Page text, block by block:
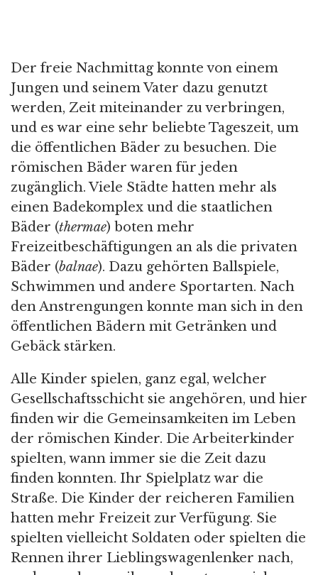
Der freie Nachmittag konnte von einem
Jungen und seinem Vater dazu genutzt
werden, Zeit miteinander zu verbringen,
und es war eine sehr beliebte Tageszeit, um
die öffentlichen Bäder zu besuchen. Die
römischen Bäder waren für jeden
zugänglich. Viele Städte hatten mehr als
einen Badekomplex und die staatlichen
Bäder (thermae) boten mehr
Freizeitbeschäftigungen an als die privaten
Bäder (balnae). Dazu gehörten Ballspiele,
Schwimmen und andere Sportarten. Nach
den Anstrengungen konnte man sich in den
öffentlichen Bädern mit Getränken und
Gebäck stärken.
Alle Kinder spielen, ganz egal, welcher
Gesellschaftsschicht sie angehören, und hier
finden wir die Gemeinsamkeiten im Leben
der römischen Kinder. Die Arbeiterkinder
spielten, wann immer sie die Zeit dazu
finden konnten. Ihr Spielplatz war die
Straße. Die Kinder der reicheren Familien
hatten mehr Freizeit zur Verfügung. Sie
spielten vielleicht Soldaten oder spielten die
Rennen ihrer Lieblingswagenlenker nach,